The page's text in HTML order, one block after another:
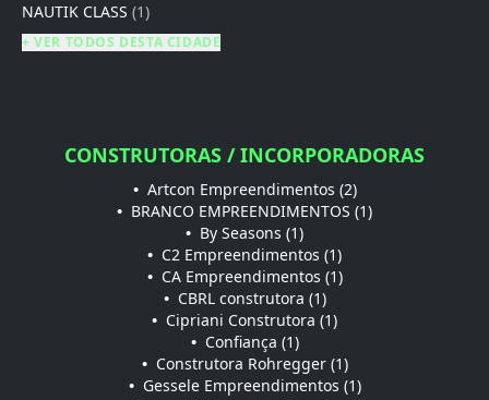
NAUTIK CLASS (1)
+ VER TODOS DESTA CIDADE
CONSTRUTORAS / INCORPORADORAS
• Artcon Empreendimentos (2)
• BRANCO EMPREENDIMENTOS (1)
• By Seasons (1)
• C2 Empreendimentos (1)
• CA Empreendimentos (1)
• CBRL construtora (1)
• Cipriani Construtora (1)
• Confiança (1)
• Construtora Rohregger (1)
• Gessele Empreendimentos (1)